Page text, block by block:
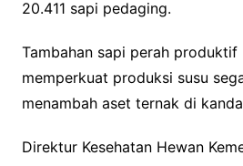
20.411 sapi pedaging.
Tambahan sapi perah produktif
memperkuat produksi susu
menambah aset ternak di
Direktur Kesehatan Hewan